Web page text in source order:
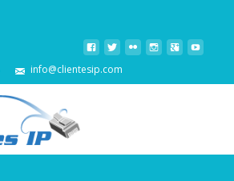
info@clientesip.com